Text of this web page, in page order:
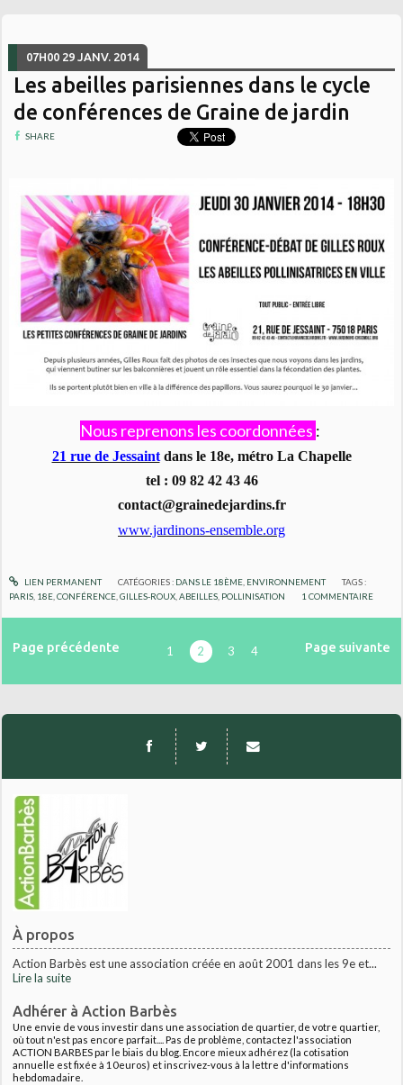
À propos
Action Barbès est une association créée en août 2001 dans les 9e et...
Lire la suite
Adhérer à Action Barbès
Une envie de vous investir dans une association de quartier, de votre quartier,
où tout n'est pas encore parfait.... Pas de problème, contactez l'association
ACTION BARBES par le biais du blog. Encore mieux adhérez (la cotisation
annuelle est fixée à 10euros) et inscrivez-vous à la lettre d'informations
hebdomadaire.
07H00 29 JANV. 2014
Les abeilles parisiennes dans le cycle
de conférences de Graine de jardin
SHARE
Nous reprenons les coordonnées :
21 rue de Jessaintdans le 18e, métro La Chapelle
tel : 09 82 42 43 46
contact@grainedejardins.fr
www.jardinons-ensemble.org
LIEN PERMANENT CATÉGORIES : DANS LE 18ÈME, ENVIRONNEMENT
TAGS :
PARIS 18E ,CONFÉRENCE ,GILLES-ROUX ,ABEILLES POLLINISATION 1 COMMENTAIRE
Page précédente 1 2 3 4 Page suivante